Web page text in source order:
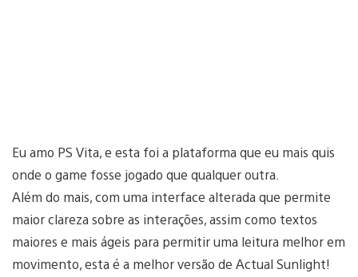
Eu amo PS Vita, e esta foi a plataforma que eu mais quis
onde o game fosse jogado que qualquer outra.
Além do mais, com uma interface alterada que permite
maior clareza sobre as interações, assim como textos
maiores e mais ágeis para permitir uma leitura melhor em
movimento, esta é a melhor versão de Actual Sunlight!